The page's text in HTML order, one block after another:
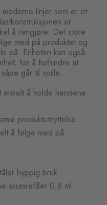
linjer som er et
er
å rengjøre. Det store
med på produktet og
på. Enheten kan også
for å forhindre at
går til spille.
å holde hendene
produktutnyttelse
å følge med på
hyppig bruk
skumrefiller 0,8 ml